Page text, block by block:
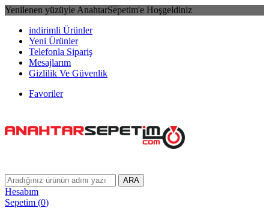
Yenilenen yüzüyle AnahtarSepetim'e Hoşgeldiniz
indirimli Ürünler
Yeni Ürünler
Telefonla Sipariş
Mesajlarım
Gizlilik Ve Güvenlik
Favoriler
ARA
Hesabım
Sepetim (0)